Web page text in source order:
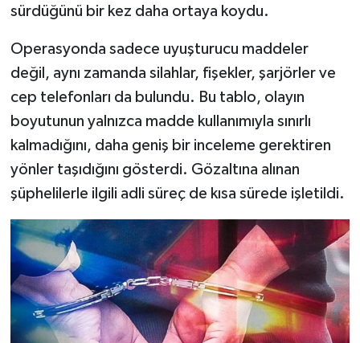
sürdüğünü bir kez daha ortaya koydu.
Operasyonda sadece uyuşturucu maddeler
değil, aynı zamanda silahlar, fişekler, şarjörler ve
cep telefonları da bulundu. Bu tablo, olayın
boyutunun yalnızca madde kullanımıyla sınırlı
kalmadığını, daha geniş bir inceleme gerektiren
yönler taşıdığını gösterdi. Gözaltına alınan
şüphelilerle ilgili adli süreç de kısa sürede işletildi.
Seydiler Haberleri
Taşköprü Haberleri
Tosya Haberleri
Karadeniz Haberleri
Ulusal Haberler
Siyaset Haberleri
Dünya Haberleri
Yerel Haberler